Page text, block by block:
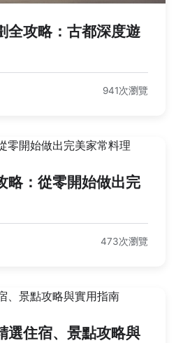
全攻略：古都深度遊
941次瀏覽
略：從零開始做出完
473次瀏覽
選住宿、景點攻略與